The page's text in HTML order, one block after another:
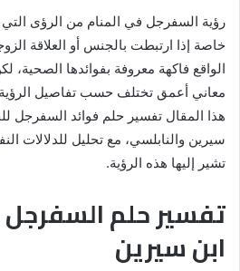
رؤية السفرجل في المنام من الرؤى
خاصة إذا ارتبطت بالجنس أو العلاقة
الواقع فاكهة معروفة بفوائدها الصحية،
معاني أعمق تختلف حسب تفاصيل الرؤية
هذا المقال تفسير حلم فوائد السفرجل
سيرين والنابلسي، مع تحليل للدلالات
تشير إليها هذه الرؤية.
تفسير حلم
ابن سيرين